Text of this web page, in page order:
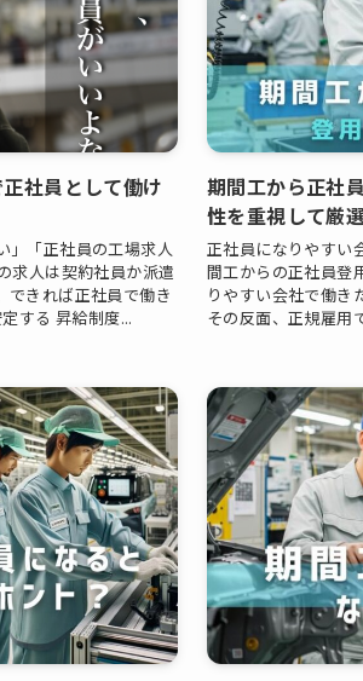
社員として働け
」「正社員の工場求人
求人は契約社員か派遣
できれば正社員で働き
する 昇給制度...
期間工から正社
性を重視して厳
正社員になりやす
間工からの正社員登
りやすい会社で働き
その反面、正規雇用